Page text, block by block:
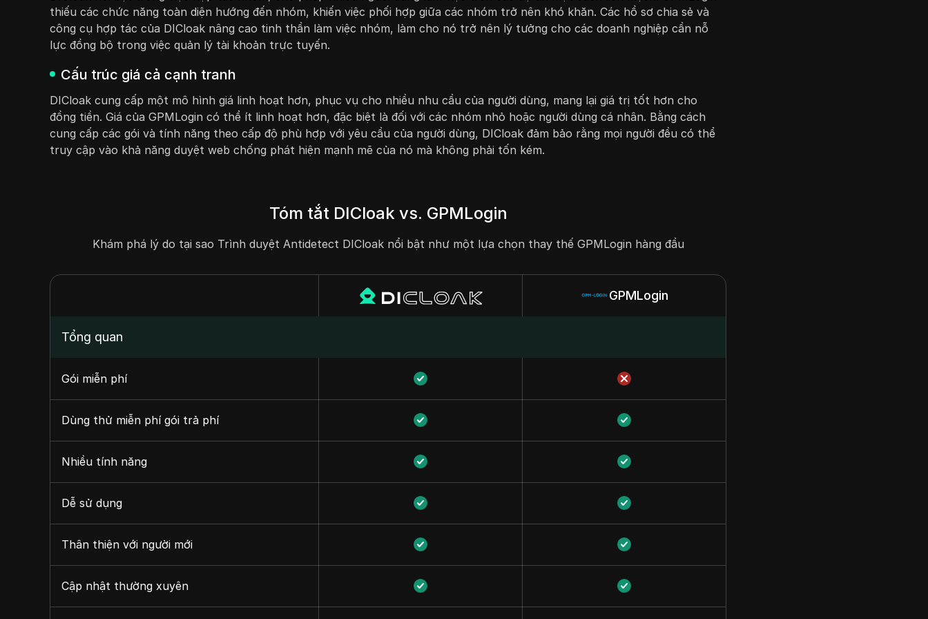
thiếu các chức năng toàn diện hướng đến nhóm, khiến việc phối hợp giữa các nhóm trở nên khó khăn. Các hồ sơ chia sẻ và
công cụ hợp tác của DICloak nâng cao tinh thần làm việc nhóm, làm cho nó trở nên lý tưởng cho các doanh nghiệp cần nỗ
lực đồng bộ trong việc quản lý tài khoản trực tuyến.
Cấu trúc giá cả cạnh tranh
DICloak cung cấp một mô hình giá linh hoạt hơn, phục vụ cho nhiều nhu cầu của người dùng, mang lại giá trị tốt hơn cho
đồng tiền. Giá của GPMLogin có thể ít linh hoạt hơn, đặc biệt là đối với các nhóm nhỏ hoặc người dùng cá nhân. Bằng cách
cung cấp các gói và tính năng theo cấp độ phù hợp với yêu cầu của người dùng, DICloak đảm bảo rằng mọi người đều có thể
truy cập vào khả năng duyệt web chống phát hiện mạnh mẽ của nó mà không phải tốn kém.
Tóm tắt DICloak vs. GPMLogin
Khám phá lý do tại sao Trình duyệt Antidetect DICloak nổi bật như một lựa chọn thay thế GPMLogin hàng đầu
GPMLogin
Tổng quan
Gói miễn phí
Dùng thử miễn phí gói trả phí
Nhiều tính năng
Dễ sử dụng
Thân thiện với người mới
Cập nhật thường xuyên